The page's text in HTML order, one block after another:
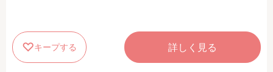
キープする 詳しく見る